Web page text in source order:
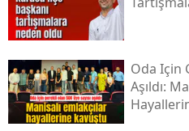
Oda Için
Aşıldı: